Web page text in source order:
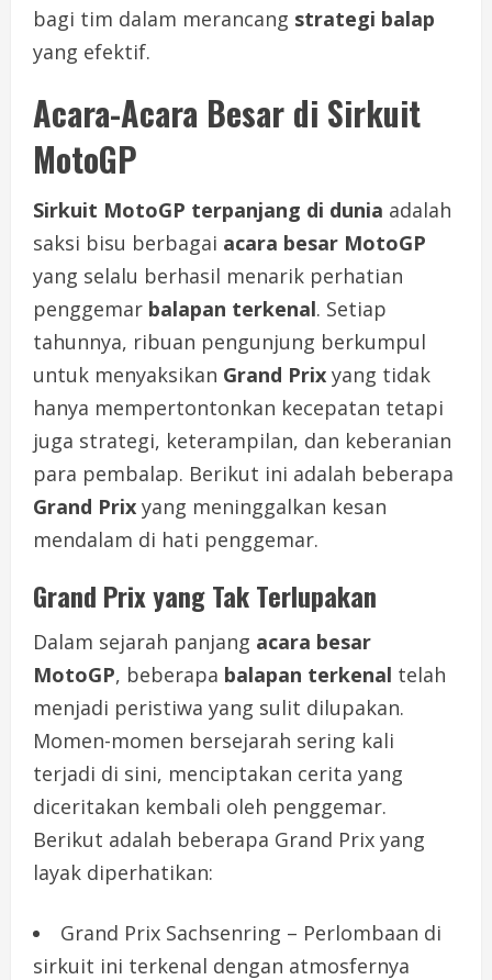
bagi tim dalam merancang strategi balap
yang efektif.
Acara-Acara Besar di Sirkuit
MotoGP
Sirkuit MotoGP terpanjang di dunia adalah
saksi bisu berbagai acara besar MotoGP
yang selalu berhasil menarik perhatian
penggemar balapan terkenal. Setiap
tahunnya, ribuan pengunjung berkumpul
untuk menyaksikan Grand Prix yang tidak
hanya mempertontonkan kecepatan tetapi
juga strategi, keterampilan, dan keberanian
para pembalap. Berikut ini adalah beberapa
Grand Prix yang meninggalkan kesan
mendalam di hati penggemar.
Grand Prix yang Tak Terlupakan
Dalam sejarah panjang acara besar
MotoGP, beberapa balapan terkenal telah
menjadi peristiwa yang sulit dilupakan.
Momen-momen bersejarah sering kali
terjadi di sini, menciptakan cerita yang
diceritakan kembali oleh penggemar.
Berikut adalah beberapa Grand Prix yang
layak diperhatikan:
Grand Prix Sachsenring – Perlombaan di
sirkuit ini terkenal dengan atmosfernya